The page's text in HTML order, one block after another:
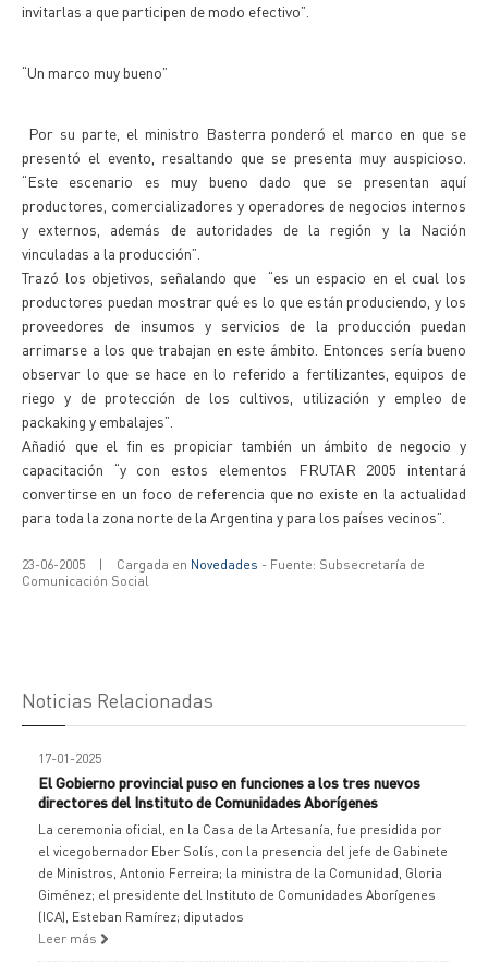
invitarlas a que participen de modo efectivo”.
“Un marco muy bueno”
Por su parte, el ministro Basterra ponderó el marco en que se
presentó el evento, resaltando que se presenta muy auspicioso.
“Este escenario es muy bueno dado que se presentan aquí
productores, comercializadores y operadores de negocios internos
y externos, además de autoridades de la región y la Nación
vinculadas a la producción”.
Trazó los objetivos, señalando que “es un espacio en el cual los
productores puedan mostrar qué es lo que están produciendo, y los
proveedores de insumos y servicios de la producción puedan
arrimarse a los que trabajan en este ámbito. Entonces sería bueno
observar lo que se hace en lo referido a fertilizantes, equipos de
riego y de protección de los cultivos, utilización y empleo de
packaking y embalajes”.
Añadió que el fin es propiciar también un ámbito de negocio y
capacitación “y con estos elementos FRUTAR 2005 intentará
convertirse en un foco de referencia que no existe en la actualidad
para toda la zona norte de la Argentina y para los países vecinos”.
23-06-2005 | Cargada en Novedades - Fuente: Subsecretaría de
Comunicación Social
Noticias Relacionadas
17-01-2025
El Gobierno provincial puso en funciones a los tres nuevos
directores del Instituto de Comunidades Aborígenes
La ceremonia oficial, en la Casa de la Artesanía, fue presidida por
el vicegobernador Eber Solís, con la presencia del jefe de Gabinete
de Ministros, Antonio Ferreira; la ministra de la Comunidad, Gloria
Giménez; el presidente del Instituto de Comunidades Aborígenes
(ICA), Esteban Ramírez; diputados
Leer más